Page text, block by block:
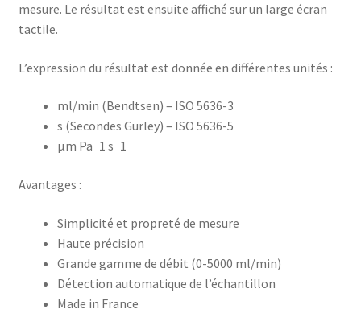
mesure. Le résultat est ensuite affiché sur un large écran
tactile.
L’expression du résultat est donnée en différentes unités :
ml/min (Bendtsen) – ISO 5636-3
s (Secondes Gurley) – ISO 5636-5
μm Pa−1 s−1
Avantages :
Simplicité et propreté de mesure
Haute précision
Grande gamme de débit (0-5000 ml/min)
Détection automatique de l’échantillon
Made in France